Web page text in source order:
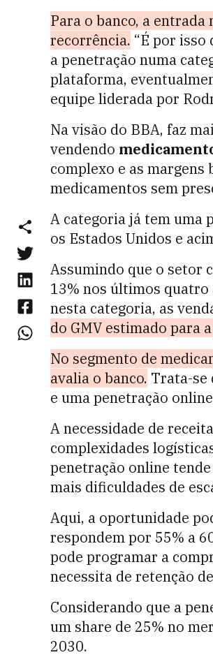
Para o banco, a
recorrência. “É por
a penetração numa
plataforma,
equipe liderada por
Na visão do BBA, faz
vendendo
complexo e as margens
medicamentos sem
A categoria já tem uma
os Estados Unidos e
Assumindo que o setor
13% nos últimos quatro
nesta categoria, as
do GMV estimado para
No segmento de
avalia o banco. Trata-se
e uma penetração
A necessidade de
complexidades
penetração online
mais dificuldades de
Aqui, a oportunidade
respondem por 55% a
pode programar a
necessita de retenção
Considerando que a
um share de 25% no
2030.